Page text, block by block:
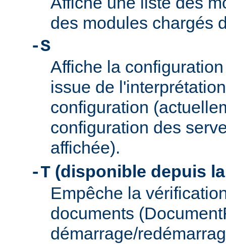
des modules chargés
-S
Affiche la
issue de
configuration
configuration des
affichée).
-T (disponible depuis
Empêche la
documents
démarrage/